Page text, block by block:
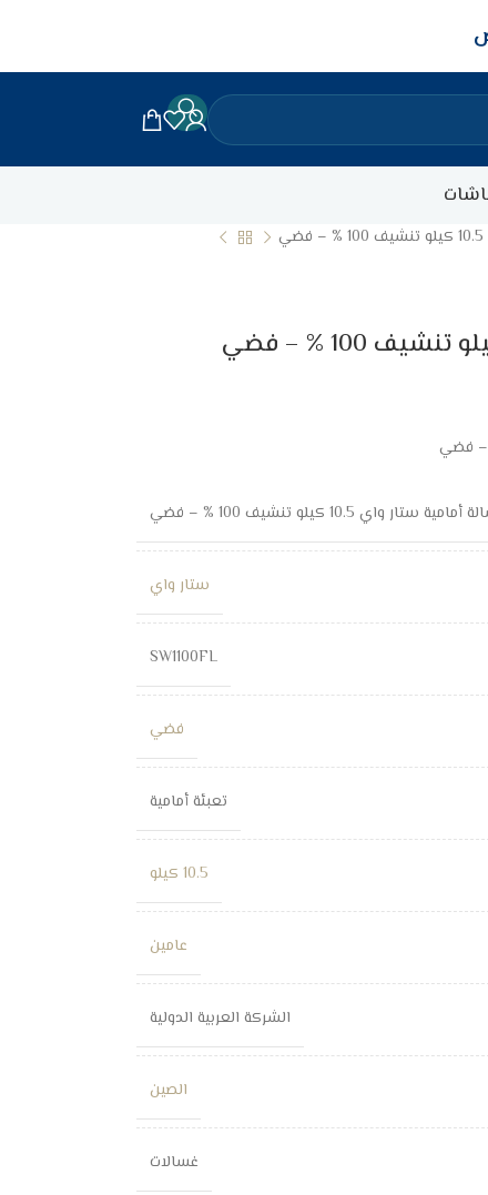
ستار واي 10.5 كيلو تنشيف 100 % – فضي
ستار واي
SW1100FL
فضي
تعبئة أمامية
10.5 كيلو
عامين
الشركة العربية الدولية
الصين
غسالات